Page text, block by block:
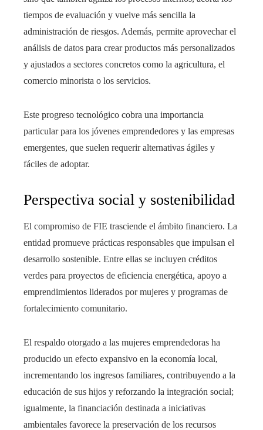
tiempos de evaluación y vuelve más sencilla la
administración de riesgos. Además, permite aprovechar el
análisis de datos para crear productos más personalizados
y ajustados a sectores concretos como la agricultura, el
comercio minorista o los servicios.
Este progreso tecnológico cobra una importancia
particular para los jóvenes emprendedores y las empresas
emergentes, que suelen requerir alternativas ágiles y
fáciles de adoptar.
Perspectiva social y sostenibilidad
El compromiso de FIE trasciende el ámbito financiero. La
entidad promueve prácticas responsables que impulsan el
desarrollo sostenible. Entre ellas se incluyen créditos
verdes para proyectos de eficiencia energética, apoyo a
emprendimientos liderados por mujeres y programas de
fortalecimiento comunitario.
El respaldo otorgado a las mujeres emprendedoras ha
producido un efecto expansivo en la economía local,
incrementando los ingresos familiares, contribuyendo a la
educación de sus hijos y reforzando la integración social;
igualmente, la financiación destinada a iniciativas
ambientales favorece la preservación de los recursos